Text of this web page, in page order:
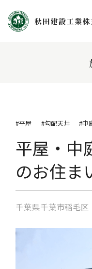
#平屋 #勾配天井 #中
平屋・中
のお住ま
千葉県千葉市稲毛区